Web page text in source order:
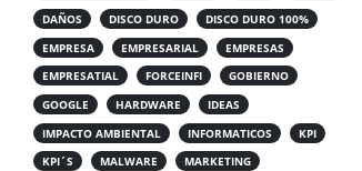
DAÑOS
DISCO DURO
DISCO DURO 100%
EMPRESA
EMPRESARIAL
EMPRESAS
EMPRESATIAL
FORCEINFI
GOBIERNO
GOOGLE
HARDWARE
IDEAS
IMPACTO AMBIENTAL
INFORMATICOS
KPI
KPI´S
MALWARE
MARKETING